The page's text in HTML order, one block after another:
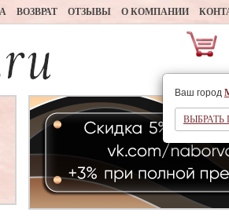
ВОЗВРАТ ОТЗЫВЫ О КОМПАНИИ
Ваш город
ВЫБРАТЬ